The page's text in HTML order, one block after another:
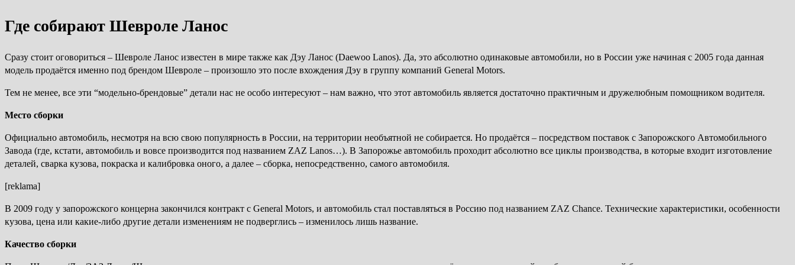
Где собирают Шевроле Ланос
Сразу стоит оговориться – Шевроле Ланос известен в мире также как Дэу Ланос (Daewoo Lanos). Да, это абсолютно одинаковые автомобили, но в России уже начиная с 2005 года данная
модель продаётся именно под брендом Шевроле – произошло это после вхождения Дэу в группу компаний General Motors.
Тем не менее, все эти “модельно-брендовые” детали нас не особо интересуют – нам важно, что этот автомобиль является достаточно практичным и дружелюбным помощником водителя.
Место сборки
Официально автомобиль, несмотря на всю свою популярность в России, на территории необъятной не собирается. Но продаётся – посредством поставок с Запорожского Автомобильного
Завода (где, кстати, автомобиль и вовсе производится под названием ZAZ Lanos…). В Запорожье автомобиль проходит абсолютно все циклы производства, в которые входит изготовление
деталей, сварка кузова, покраска и калибровка оного, а далее – сборка, непосредственно, самого автомобиля.
[reklama]
В 2009 году у запорожского концерна закончился контракт с General Motors, и автомобиль стал поставляться в Россию под названием ZAZ Chance. Технические характеристики, особенности
кузова, цена или какие-либо другие детали изменениям не подверглись – изменилось лишь название.
Качество сборки